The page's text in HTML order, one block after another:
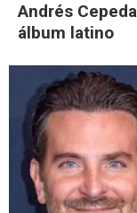
Andrés
álbum latino